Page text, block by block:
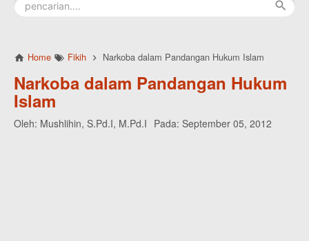
Home Fikih Narkoba dalam Pandangan Hukum Islam
Narkoba dalam Pandangan Hukum
Islam
Oleh: Mushlihin, S.Pd.I, M.Pd.I Pada: September 05, 2012